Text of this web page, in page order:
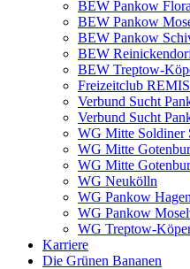
BEW Pankow
BEW Pankow
BEW Pankow
BEW
BEW Treptow-
Freizeitclub
Verbund Sucht
Verbund Sucht
WG Mitte Soldiner
WG Mitte
WG Mitte
WG Neukölln
WG Pankow
WG Pankow
WG Treptow-
Karriere
Die Grünen Bananen